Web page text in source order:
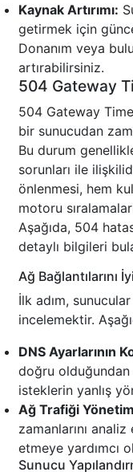
Kaynak Artırımı:
getirmek için
Donanım veya
artırabilirsiniz.
504 Gateway
504 Gateway
bir sunucudan
Bu durum
sorunları ile
önlenmesi, hem
motoru
Aşağıda, 504
detaylı bilgileri
Ağ Bağlantılarını
İlk adım, sunucular
incelemektir.
DNS Ayarlarının
doğru olduğundan
isteklerin yanlış
Ağ Trafiği
zamanlarını
etmeye yardımcı
Sunucu